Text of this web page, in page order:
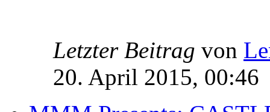
Letzter Beitrag von
20. April 2015, 00:46